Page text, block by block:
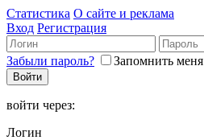
Статистика О сайте и реклама
Вход Регистрация
Забыли пароль? Запомнить меня
войти через:
Логин